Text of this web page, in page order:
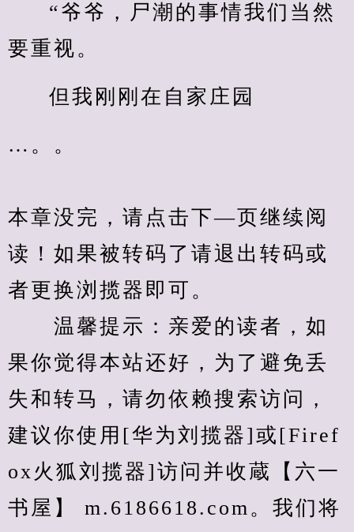
“爷爷，尸潮的事情我们当然
要重视。
但我刚刚在自家庄园
…。。
本章没完，请点击下—页继续阅
读！如果被转码了请退出转码或
者更换浏揽器即可。
温馨提示：亲爱的读者，如
果你觉得本站还好，为了避免丢
失和转马，请勿依赖搜索访问，
建议你使用[华为刘揽器]或[Firef
ox火狐刘揽器]访问并收蔵【六一
书屋】 m.6186618.com。我们将